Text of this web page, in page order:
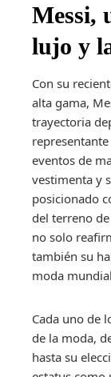
Messi,
lujo y
Con su
alta gama,
trayectoria
eventos de
vestimenta y
posicionado
del terreno
no solo
también su
moda
Cada uno de
de la moda,
hasta su